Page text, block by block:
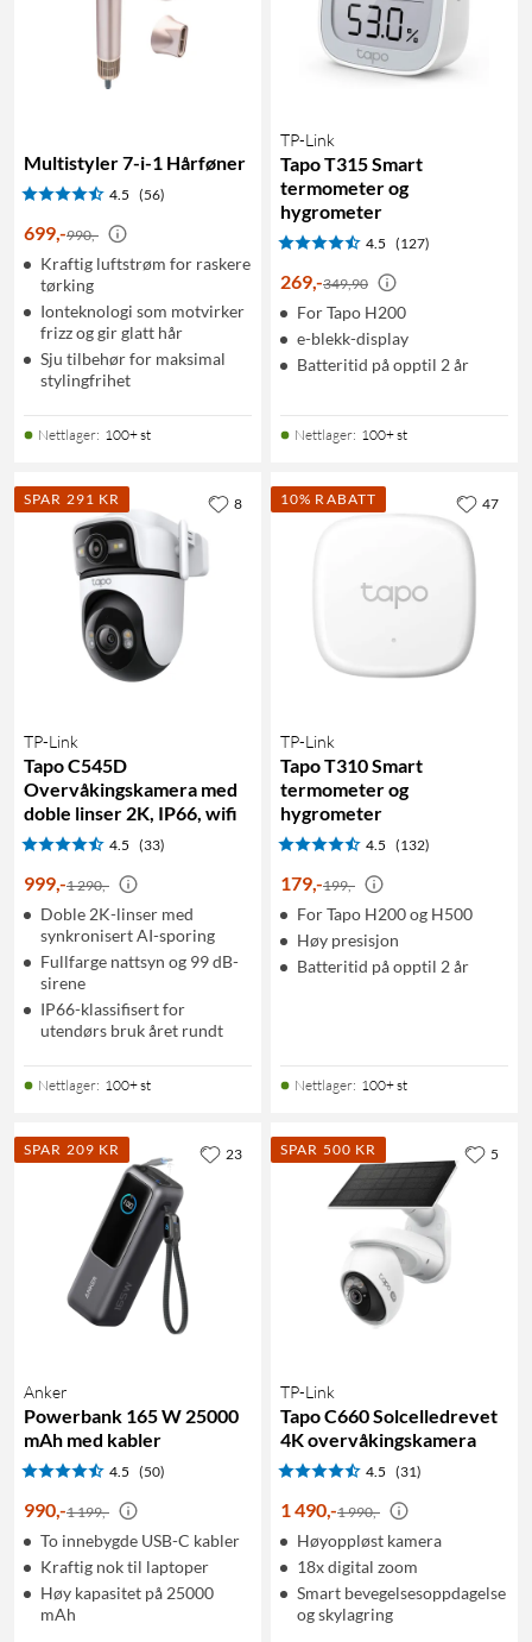
Multistyler 7-i-1 Hårføner
4.5 (56)
699,-990,-
Kraftig luftstrøm for raskere
tørking
Ionteknologi som motvirker
frizz og gir glatt hår
Sju tilbehør for maksimal
stylingfrihet
Nettlager: 100+ st
TP-Link
Tapo T315 Smart
termometer og
hygrometer
4.5 (127)
269,-349,90
For Tapo H200
e-blekk-display
Batteritid på opptil 2 år
Nettlager: 100+ st
SPAR 291 KR
TP-Link
Tapo C545D
Overvåkingskamera med
doble linser 2K, IP66, wifi
4.5 (33)
999,-1 290,-
Doble 2K-linser med
synkronisert AI-sporing
Fullfarge nattsyn og 99 dB-
sirene
IP66-klassifisert for
utendørs bruk året rundt
Nettlager: 100+ st
8 10% RABATT
TP-Link
Tapo T310 Smart
termometer og
hygrometer
4.5 (132)
179,-199,-
For Tapo H200 og H500
Høy presisjon
Batteritid på opptil 2 år
Nettlager: 100+ st
47
SPAR 209 KR
Anker
Powerbank 165 W 25000
mAh med kabler
4.5 (50)
990,-1 199,-
To innebygde USB-C kabler
Kraftig nok til laptoper
Høy kapasitet på 25000
mAh
23 SPAR 500 KR
TP-Link
Tapo C660 Solcelledrevet
4K overvåkingskamera
4.5 (31)
1 490,-1 990,-
Høyoppløst kamera
18x digital zoom
Smart bevegelsesoppdagelse
og skylagring
5